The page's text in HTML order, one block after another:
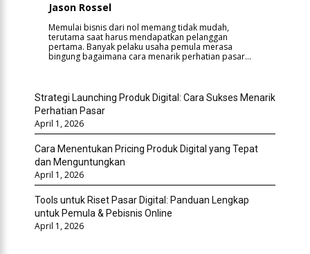
Jason Rossel
Memulai bisnis dari nol memang tidak mudah,
terutama saat harus mendapatkan pelanggan
pertama. Banyak pelaku usaha pemula merasa
bingung bagaimana cara menarik perhatian pasar...
Strategi Launching Produk Digital: Cara Sukses Menarik
Perhatian Pasar
April 1, 2026
Cara Menentukan Pricing Produk Digital yang Tepat
dan Menguntungkan
April 1, 2026
Tools untuk Riset Pasar Digital: Panduan Lengkap
untuk Pemula & Pebisnis Online
April 1, 2026